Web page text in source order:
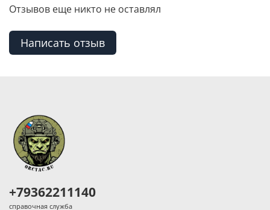
Отзывов еще никто не оставлял
Написать отзыв
+79362211140
справочная служба